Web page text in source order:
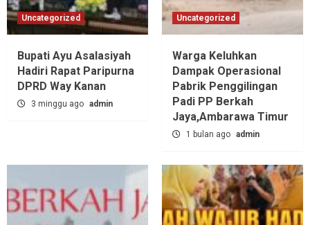
Uncategorized
Bupati Ayu Asalasiyah
Hadiri Rapat Paripurna
DPRD Way Kanan
3 minggu ago admin
Uncategorized
Warga Keluhkan
Dampak Operasional
Pabrik Penggilingan
Padi PP Berkah
Jaya,‎Ambarawa Timur
1 bulan ago admin